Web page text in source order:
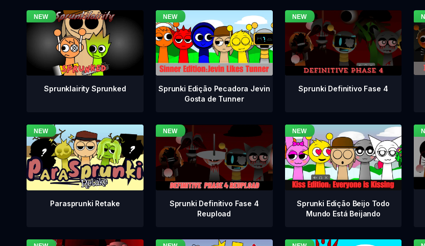
Sprunklairity Sprunked
Sprunki Edição Pecadora Jevin
Gosta de Tunner
Sprunki Definitivo Fase 4
Parasprunki Retake
Sprunki Definitivo Fase 4
Reupload
Sprunki Edição Beijo Todo
Mundo Está Beijando